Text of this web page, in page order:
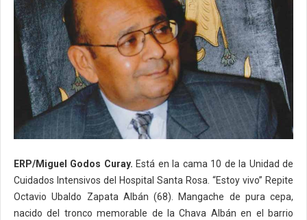
ERP/Miguel Godos Curay. Está en la cama 10 de la Unidad de
Cuidados Intensivos del Hospital Santa Rosa. “Estoy vivo” Repite
Octavio Ubaldo Zapata Albán (68). Mangache de pura cepa,
nacido del tronco memorable de la Chava Albán en el barrio